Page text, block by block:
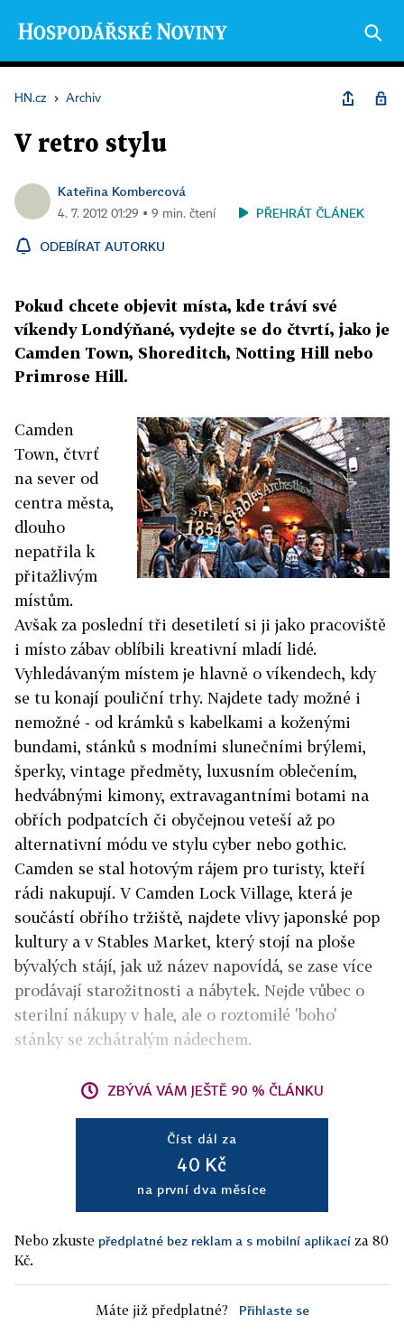
HN.cz › Archiv
V retro stylu
Kateřina Kombercová
4. 7. 2012 01:29 ▪ 9 min. čtení PŘEHRÁT ČLÁNEK
ODEBÍRAT AUTORKU
Pokud chcete objevit místa, kde tráví své
víkendy Londýňané, vydejte se do čtvrtí, jako je
Camden Town, Shoreditch, Notting Hill nebo
Primrose Hill.
Camden
Town, čtvrť
na sever od
centra města,
dlouho
nepatřila k
přitažlivým
místům.
Avšak za poslední tři desetiletí si ji jako pracoviště
i místo zábav oblíbili kreativní mladí lidé.
Vyhledávaným místem je hlavně o víkendech, kdy
se tu konají pouliční trhy. Najdete tady možné i
nemožné - od krámků s kabelkami a koženými
bundami, stánků s modními slunečními brýlemi,
šperky, vintage předměty, luxusním oblečením,
hedvábnými kimony, extravagantními botami na
obřích podpatcích či obyčejnou veteší až po
alternativní módu ve stylu cyber nebo gothic.
Camden se stal hotovým rájem pro turisty, kteří
rádi nakupují. V Camden Lock Village, která je
součástí obřího tržiště, najdete vlivy japonské pop
kultury a v Stables Market, který stojí na ploše
bývalých stájí, jak už název napovídá, se zase více
prodávají starožitnosti a nábytek. Nejde vůbec o
sterilní nákupy v hale, ale o roztomilé 'boho'
stánky se zchátralým nádechem.
ZBÝVÁ VÁM JEŠTĚ 90 % ČLÁNKU
Číst dál za
40 Kč
na první dva měsíce
Nebo zkuste předplatné bez reklam a s mobilní aplikací za 80
Kč.
Máte již předplatné? Přihlaste se